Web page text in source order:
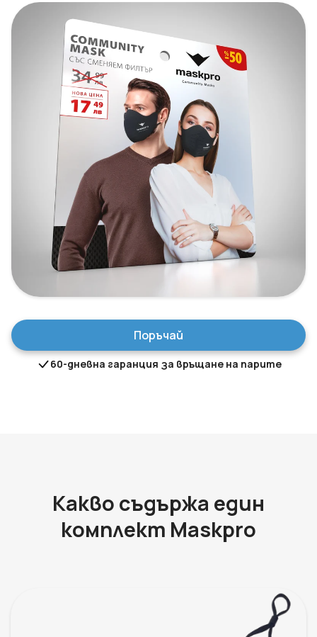
Поръчай
60-дневна гаранция за връщане на парите
Какво съдържа един
комплект Maskpro